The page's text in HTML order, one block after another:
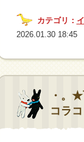
カテゴリ：
2026.01.30 18:45
・。
コラ